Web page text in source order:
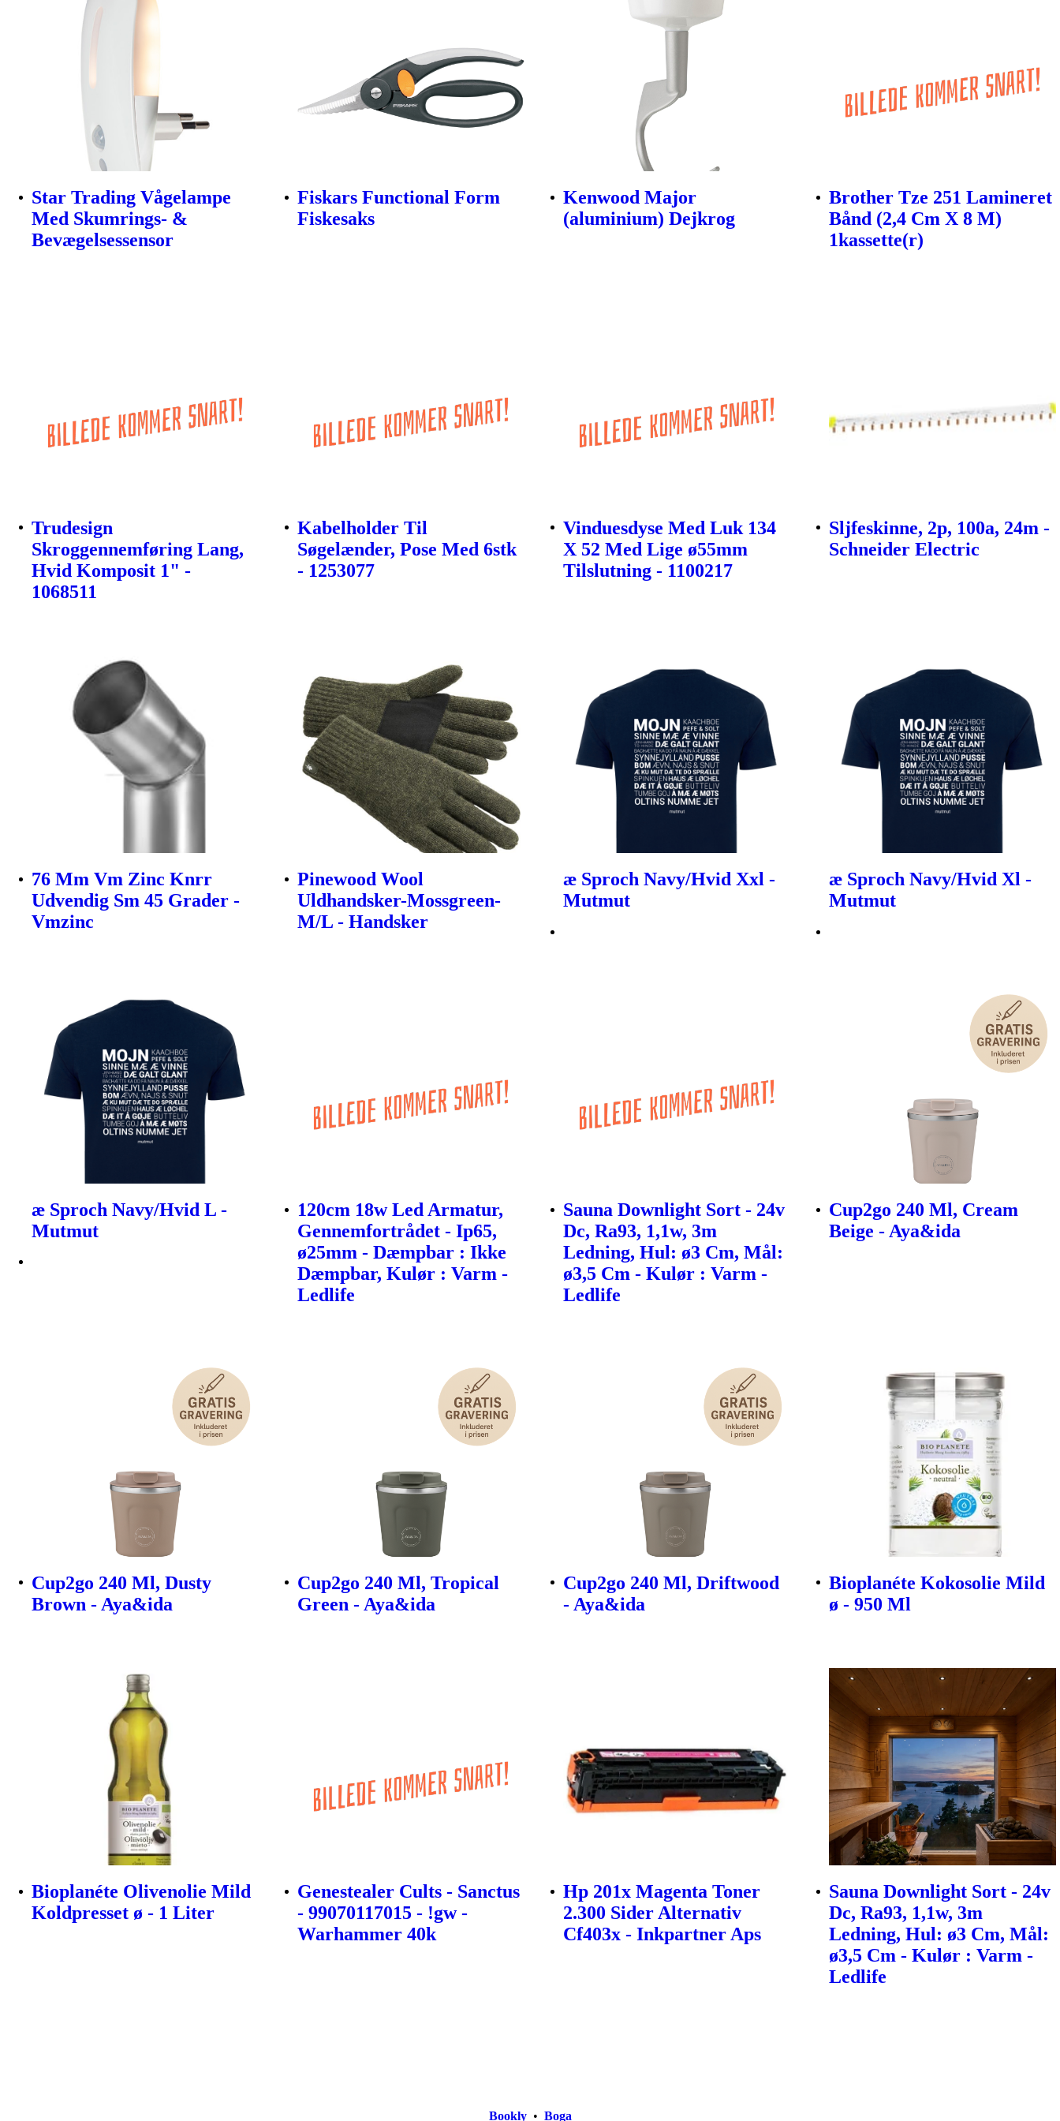
Star Trading Vågelampe
Med Skumrings- &
Bevægelsessensor
Fiskars Functional Form
Fiskesaks
Kenwood Major
(aluminium) Dejkrog
Brother Tze 251 Lamineret
Bånd (2,4 Cm X 8 M)
1kassette(r)
Trudesign
Skroggennemføring Lang,
Hvid Komposit 1" -
1068511
Kabelholder Til
Søgelænder, Pose Med 6stk
- 1253077
Vinduesdyse Med Luk 134
X 52 Med Lige ø55mm
Tilslutning - 1100217
Sljfeskinne, 2p, 100a, 24m -
Schneider Electric
76 Mm Vm Zinc Knrr
Udvendig Sm 45 Grader -
Vmzinc
Pinewood Wool
Uldhandsker-Mossgreen-
M/L - Handsker
æ Sproch Navy/Hvid Xxl -
Mutmut
æ Sproch Navy/Hvid Xl -
Mutmut
æ Sproch Navy/Hvid L -
Mutmut
120cm 18w Led Armatur,
Gennemfortrådet - Ip65,
ø25mm - Dæmpbar : Ikke
Dæmpbar, Kulør : Varm -
Ledlife
Sauna Downlight Sort - 24v
Dc, Ra93, 1,1w, 3m
Ledning, Hul: ø3 Cm, Mål:
ø3,5 Cm - Kulør : Varm -
Ledlife
Cup2go 240 Ml, Cream
Beige - Aya&ida
Cup2go 240 Ml, Dusty
Brown - Aya&ida
Cup2go 240 Ml, Tropical
Green - Aya&ida
Cup2go 240 Ml, Driftwood
- Aya&ida
Bioplanéte Kokosolie Mild
ø - 950 Ml
Bioplanéte Olivenolie Mild
Koldpresset ø - 1 Liter
Genestealer Cults - Sanctus
- 99070117015 - !gw -
Warhammer 40k
Hp 201x Magenta Toner
2.300 Sider Alternativ
Cf403x - Inkpartner Aps
Sauna Downlight Sort - 24v
Dc, Ra93, 1,1w, 3m
Ledning, Hul: ø3 Cm, Mål:
ø3,5 Cm - Kulør : Varm -
Ledlife
Bookly• Boga